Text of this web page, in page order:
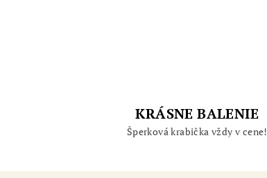
KRÁSNE BALENIE
Šperková krabička vždy v cene!